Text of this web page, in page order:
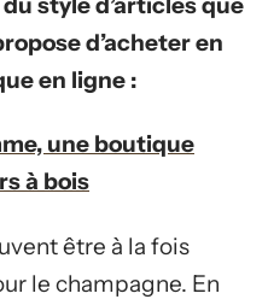
d’acheter en
en ligne :
une boutique
à bois
être à la fois
le champagne. En